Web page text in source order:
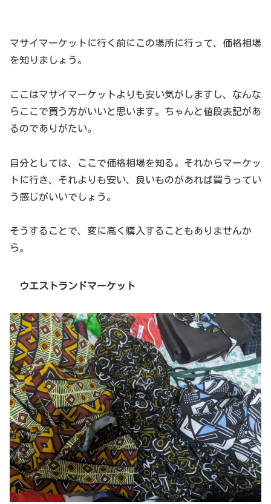
マサイマーケットに行く前にこの場所に行って、価格相場
を知りましょう。
ここはマサイマーケットよりも安い気がしますし、なんな
らここで買う方がいいと思います。ちゃんと値段表記があ
るのでありがたい。
自分としては、ここで価格相場を知る。それからマーケッ
トに行き、それよりも安い、良いものがあれば買うってい
う感じがいいでしょう。
そうすることで、変に高く購入することもありませんか
ら。
ウエストランドマーケット